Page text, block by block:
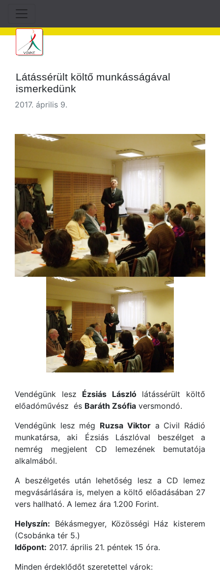
Látássérült költő munkásságával
ismerkedünk
2017. április 9.
Vendégünk lesz Ézsiás Lászlólátássérült költő
előadóművész és Baráth Zsófia versmondó.
Vendégünk lesz még Ruzsa Viktora Civil Rádió
munkatársa, aki Ézsiás Lászlóval beszélget a
nemrég megjelent CD lemezének bemutatója
alkalmából.
A beszélgetés után lehetőség lesz a CD lemez
megvásárlására is, melyen a költő előadásában 27
vers hallható. A lemez ára 1.200 Forint.
Helyszín: Békásmegyer, Közösségi Ház kisterem
(Csobánka tér 5.)
Időpont: 2017. április 21. péntek 15 óra.
Minden érdeklődőt szeretettel várok: